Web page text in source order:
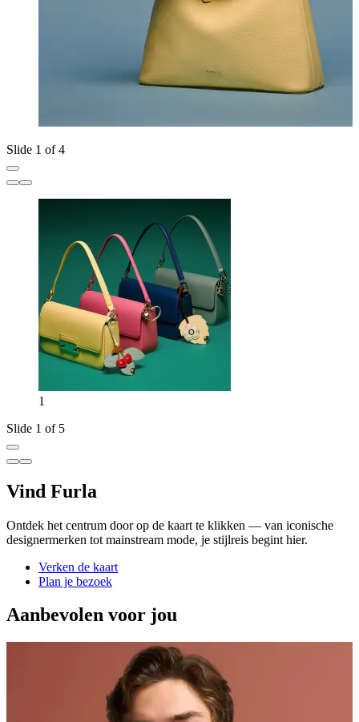
Slide 1 of 4
1
Slide 1 of 5
Vind Furla
Ontdek het centrum door op de kaart te klikken — van iconische
designermerken tot mainstream mode, je stijlreis begint hier.
Verken de kaart
Plan je bezoek
Aanbevolen voor jou